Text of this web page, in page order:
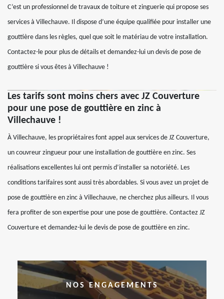
C’est un professionnel de travaux de toiture et zinguerie qui propose ses
services à Villechauve. Il dispose d’une équipe qualifiée pour installer une
gouttière dans les règles, quel que soit le matériau de votre installation.
Contactez-le pour plus de détails et demandez-lui un devis de pose de
gouttière si vous êtes à Villechauve !
Les tarifs sont moins chers avec JZ Couverture
pour une pose de gouttière en zinc à
Villechauve !
À Villechauve, les propriétaires font appel aux services de JZ Couverture,
un couvreur zingueur pour une installation de gouttière en zinc. Ses
réalisations excellentes lui ont permis d’installer sa notoriété. Les
conditions tarifaires sont aussi très abordables. Si vous avez un projet de
pose de gouttière en zinc à Villechauve, ne cherchez plus ailleurs. Il vous
fera profiter de son expertise pour une pose de gouttière. Contactez JZ
Couverture et demandez-lui le devis de pose de gouttière en zinc.
NOS ENGAGEMENTS